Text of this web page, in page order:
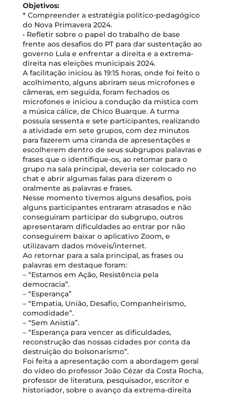
Objetivos:
* Compreender a estratégia político-pedagógico
do Nova Primavera 2024.
• Refletir sobre o papel do trabalho de base
frente aos desafios do PT para dar sustentação ao
governo Lula e enfrentar a direita e a extrema-
direita nas eleições municipais 2024.
A facilitação iniciou às 19:15 horas, onde foi feito o
acolhimento, alguns abriram seus microfones e
câmeras, em seguida, foram fechados os
microfones e iniciou a condução da mística com
a música cálice, de Chico Buarque. A turma
possuía sessenta e sete participantes, realizando
a atividade em sete grupos, com dez minutos
para fazerem uma ciranda de apresentações e
escolherem dentro de seus subgrupos palavras e
frases que o identifique-os, ao retomar para o
grupo na sala principal, deveria ser colocado no
chat e abrir algumas falas para dizerem o
oralmente as palavras e frases.
Nesse momento tivemos alguns desafios, pois
alguns participantes entraram atrasados e não
conseguiram participar do subgrupo, outros
apresentaram dificuldades ao entrar por não
conseguirem baixar o aplicativo Zoom, e
utilizavam dados móveis/internet.
Ao retornar para a sala principal, as frases ou
palavras em destaque foram:
– “Estamos em Ação, Resistência pela
democracia”.
– “Esperança”
– “Empatia, União, Desafio, Companheirismo,
comodidade”.
– “Sem Anistia”.
– “Esperança para vencer as dificuldades,
reconstrução das nossas cidades por conta da
destruição do bolsonarismo”.
Foi feita a apresentação com a abordagem geral
do vídeo do professor João Cézar da Costa Rocha,
professor de literatura, pesquisador, escritor e
historiador, sobre o avanço da extrema-direita